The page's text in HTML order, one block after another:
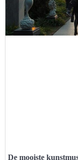
De mooiste